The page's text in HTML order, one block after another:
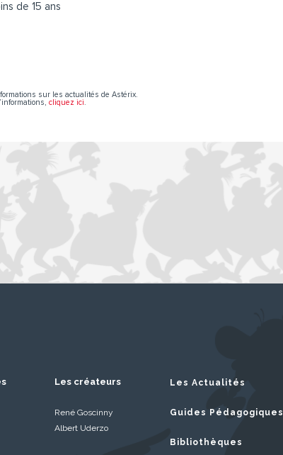
de 15 ans
sur les actualités de Astérix.
cliquez ici
Les créateurs
René Goscinny
Albert Uderzo
Les Actualités
Guides Pédagogiques
Bibliothèques